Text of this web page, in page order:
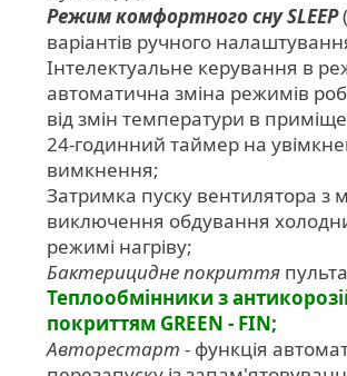
Режим комфортного сну SLЕЕР
варіантів ручного
Інтелектуальне керування в
автоматична зміна режимів
від змін температури в
24-годинний таймер на
вимкнення;
Затримка пуску вентилятора з
виключення обдування
режимі нагріву;
Бактерицидне покриття
Теплообмінники з
покриттям GREEN - FIN;
Авторестарт - функція